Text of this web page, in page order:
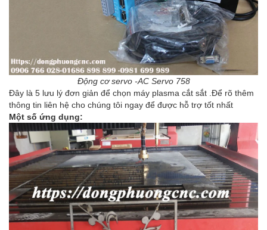
Động cơ servo -AC Servo 758
Đây là 5 lưu lý đơn giản để chọn máy plasma cắt sắt .Để rõ thêm
thông tin liên hệ cho chúng tôi ngay để được hỗ trợ tốt nhất
Một số ứng dụng: